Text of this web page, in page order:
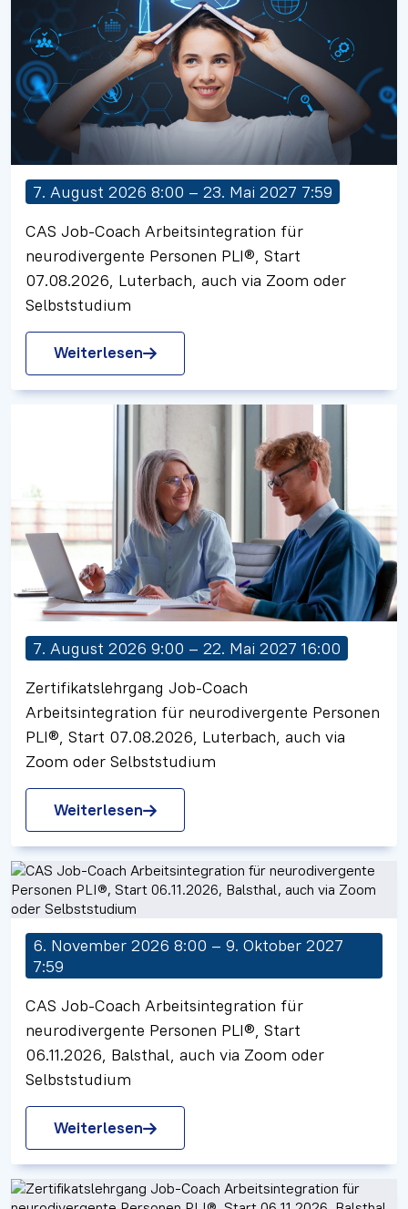
7. August 2026 8:00 – 23. Mai 2027 7:59
CAS Job-Coach Arbeitsintegration für
neurodivergente Personen PLI®, Start
07.08.2026, Luterbach, auch via Zoom oder
Selbststudium
Weiterlesen
7. August 2026 9:00 – 22. Mai 2027 16:00
Zertifikatslehrgang Job-Coach
Arbeitsintegration für neurodivergente Personen
PLI®, Start 07.08.2026, Luterbach, auch via
Zoom oder Selbststudium
Weiterlesen
6. November 2026 8:00 – 9. Oktober 2027
7:59
CAS Job-Coach Arbeitsintegration für
neurodivergente Personen PLI®, Start
06.11.2026, Balsthal, auch via Zoom oder
Selbststudium
Weiterlesen